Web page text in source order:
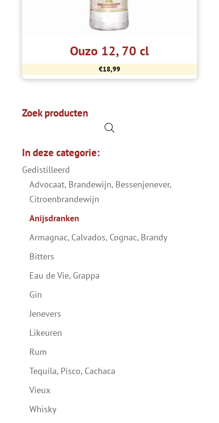
Ouzo 12, 70 cl
€18,99
Zoek producten
In deze categorie:
Gedistilleerd
Advocaat, Brandewijn, Bessenjenever,
Citroenbrandewijn
Anijsdranken
Armagnac, Calvados, Cognac, Brandy
Bitters
Eau de Vie, Grappa
Gin
Jenevers
Likeuren
Rum
Tequila, Pisco, Cachaca
Vieux
Whisky